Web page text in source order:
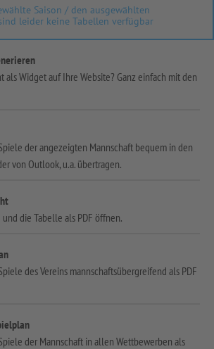
Saison / den ausgewählten
leider keine Tabellen verfügbar
als Widget auf Ihre Website? Ganz einfach mit den
der angezeigten Mannschaft bequem in den
von Outlook, u.a. übertragen.
die Tabelle als PDF öffnen.
des Vereins mannschaftsübergreifend als PDF
der Mannschaft in allen Wettbewerben als